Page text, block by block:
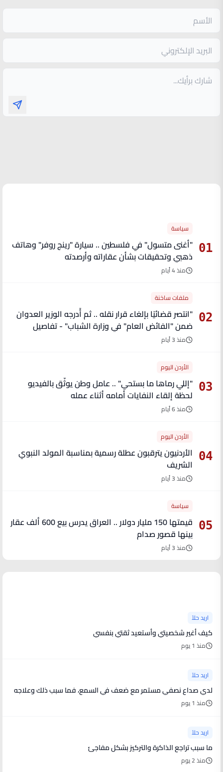
01
سياسة
"أغنى متسول" في فلسطين .. سيارة "رينج روفر" وهاتف
ذهبي وتحقيقات بشأن عقاراته وأرصدته
منذ 4 أيام
02
ملفات ساخنة
"انتصر قضائيًا بإلغاء قرار نقله .. ثم أُدرجه الوزير العدوان
ضمن "الفائض العام" في وزارة الشباب" - تفاصيل
منذ 3 أيام
03
الأردن اليوم
"إللي رماها ما بستحي" .. عامل وطن يوثّق بالفيديو
لحظة إلقاء النفايات أمامه أثناء عمله
منذ 6 أيام
04
الأردن اليوم
الأردنيون يترقبون عطلة رسمية بمناسبة المولد النبوي
الشريف
منذ 3 أيام
05
سياسة
قيمتها 150 مليار دولار .. العراق يدرس بيع 600 ألف عقار
بينها قصور صدام
منذ 3 أيام
اريد حلاً
كيف أغير شخصيتي وأستعيد ثقتي بنفسي
منذ 1 يوم
اريد حلاً
لدي صداع نصفي مستمر مع ضعف في السمع، فما سبب ذلك وعلاجه
منذ 1 يوم
اريد حلاً
ما سبب تراجع الذاكرة والتركيز بشكل مفاجئ
منذ 2 يوم